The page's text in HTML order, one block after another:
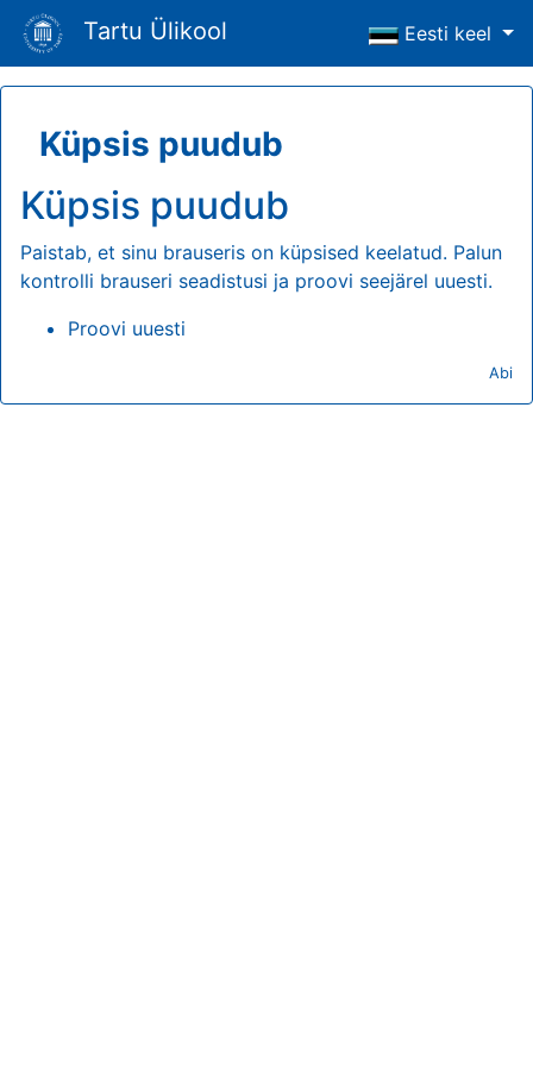
Tartu Ülikool Eesti keel
Küpsis puudub
Küpsis puudub
Paistab, et sinu brauseris on küpsised keelatud. Palun
kontrolli brauseri seadistusi ja proovi seejärel uuesti.
Proovi uuesti
Abi